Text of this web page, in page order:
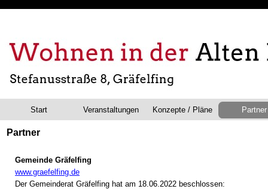
Start Veranstaltungen Konzepte / Pläne Partner
Partner
Gemeinde Gräfelfing
www.graefelfing.de
Der Gemeinderat Gräfelfing hat am 18.06.2022 beschlossen: